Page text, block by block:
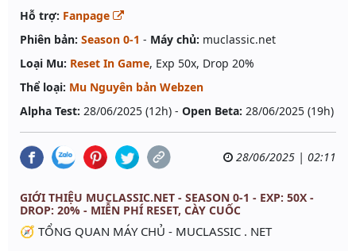
Hỗ trợ: Fanpage
Phiên bản: Season 0-1 - Máy chủ: muclassic.net
Loại Mu: Reset In Game, Exp 50x, Drop 20%
Thể loại: Mu Nguyên bản Webzen
Alpha Test: 28/06/2025 (12h) - Open Beta: 28/06/2025 (19h)
28/06/2025 | 02:11
GIỚI THIỆU MUCLASSIC.NET - SEASON 0-1 - EXP: 50X -
DROP: 20% - MIỄN PHÍ RESET, CÀY CUỐC
🧭 TỔNG QUAN MÁY CHỦ - MUCLASSIC . NET